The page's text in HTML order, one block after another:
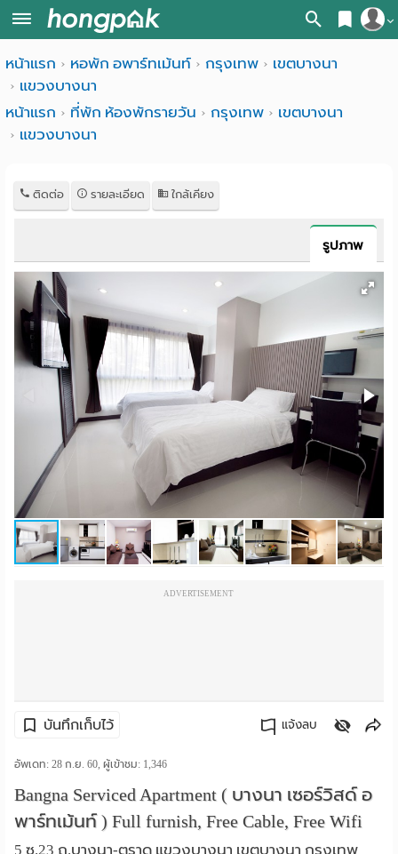
สมัครสมาชิก
หน้า
ค้นหา
ค้นจากสถานีรถไฟฟ้า
ค้นจากสถานศึกษา
ค้นจากแผนที่
ค้นแบบละเอียด
พาร์
เม้น
ท์
ห้อง
ห้อง
พัก
ราย
Language
หน้าแรก หอพัก อพาร์ทเม้นท์ กรุงเทพ
เขตบางนา
แขวงบางนา
หน้าแรก
ที่พัก ห้องพักรายวัน กรุงเทพ
เขตบางนา
แขวงบางนา
ติดต่อ รายละเอียด ใกล้เคียง
รูปภาพ
ADVERTISEMENT
บันทึกเก็บไว้ แจ้งลบ
อัพเดท: 28 ก.ย. 60, ผู้เข้าชม: 1,346
Bangna Serviced Apartment ( บางนา เซอร์วิสด์ อ
พาร์ทเม้นท์ ) Full furnish, Free Cable, Free Wifi
5 ซ.23 ถ.บางนา-ตราด แขวงบางนา เขตบางนา กรุงเทพ